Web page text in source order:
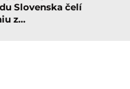
Slovenska čelí
z…